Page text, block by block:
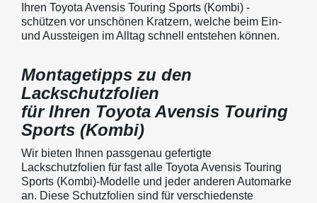
Ihren Toyota Avensis Touring Sports (Kombi) -
schützen vor unschönen Kratzern, welche beim Ein-
und Aussteigen im Alltag schnell entstehen können.
Montagetipps zu den
Lackschutzfolien
für Ihren Toyota Avensis Touring
Sports (Kombi)
Wir bieten Ihnen passgenau gefertigte
Lackschutzfolien für fast alle Toyota Avensis Touring
Sports (Kombi)-Modelle und jeder anderen Automarke
an. Diese Schutzfolien sind für verschiedenste